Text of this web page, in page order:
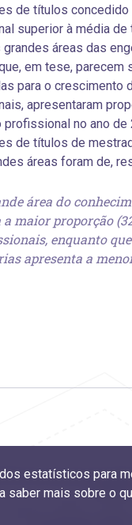
de títulos
superior à média de
grandes áreas das
em tese, parecem
para o crescimento
apresentaram
profissional no ano
de títulos de
áreas foram de,
área do
maior proporção
enquanto
apresenta a
da
estatísticos para
saber mais sobre o